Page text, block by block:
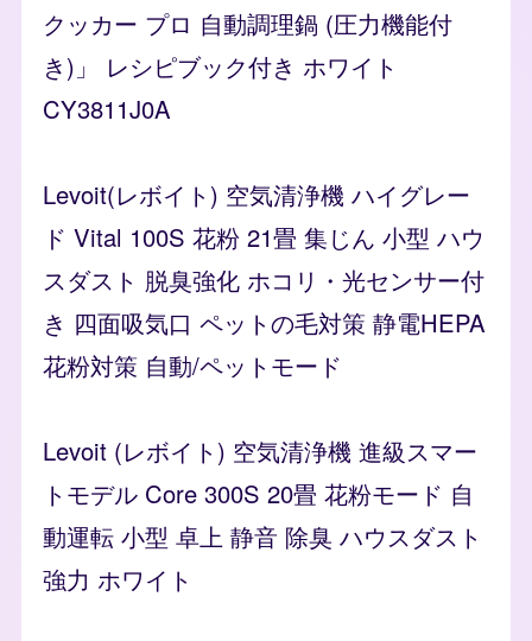
クッカー プロ 自動調理鍋 (圧力機能付
き)」 レシピブック付き ホワイト
CY3811J0A
Levoit(レボイト) 空気清浄機 ハイグレー
ド Vital 100S 花粉 21畳 集じん 小型 ハウ
スダスト 脱臭強化 ホコリ・光センサー付
き 四面吸気口 ペットの毛対策 静電HEPA
花粉対策 自動/ペットモード
Levoit (レボイト) 空気清浄機 進級スマー
トモデル Core 300S 20畳 花粉モード 自
動運転 小型 卓上 静音 除臭 ハウスダスト
強力 ホワイト